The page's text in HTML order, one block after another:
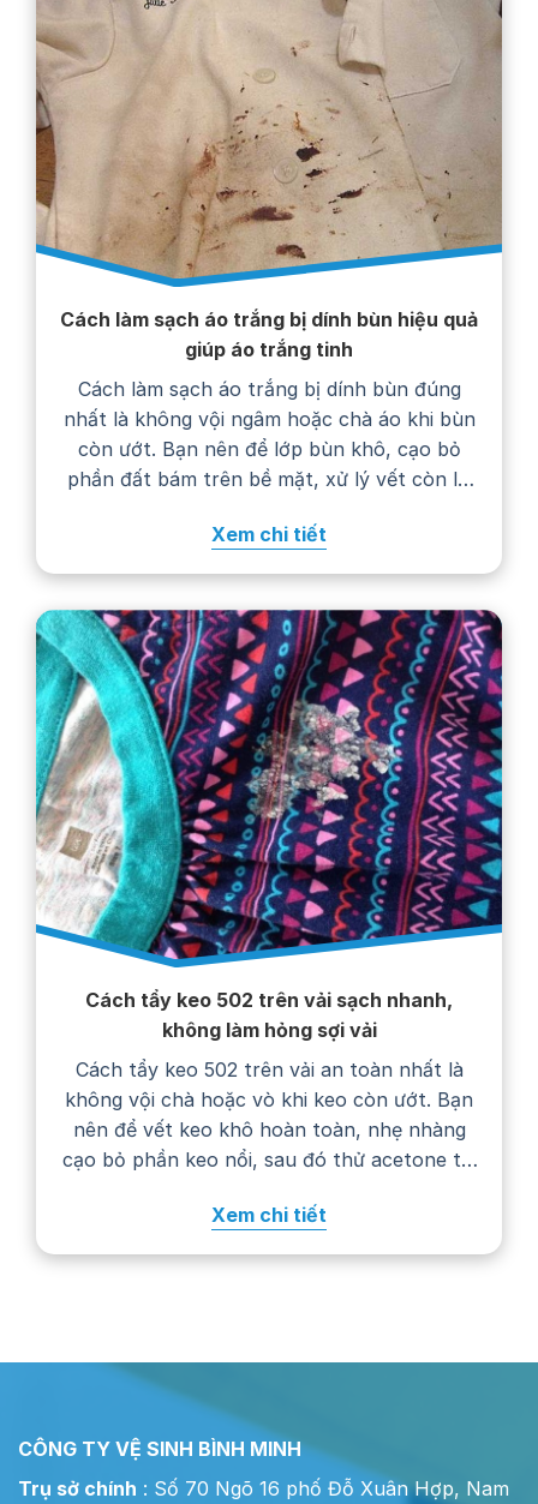
Cách làm sạch áo trắng bị dính bùn hiệu quả
giúp áo trắng tinh
Cách làm sạch áo trắng bị dính bùn đúng
nhất là không vội ngâm hoặc chà áo khi bùn
còn ướt. Bạn nên để lớp bùn khô, cạo bỏ
phần đất bám trên bề mặt, xử lý vết còn lại
trên nhãn chăm sóc. Thực hiện…
Xem chi tiết
Cách tẩy keo 502 trên vải sạch nhanh,
không làm hỏng sợi vải
Cách tẩy keo 502 trên vải an toàn nhất là
không vội chà hoặc vò khi keo còn ướt. Bạn
nên để vết keo khô hoàn toàn, nhẹ nhàng
cạo bỏ phần keo nổi, sau đó thử acetone tại
Cách xử lý cụ thể còn phụ…
Xem chi tiết
CÔNG TY VỆ SINH BÌNH MINH
Trụ sở chính : Số 70 Ngõ 16 phố Đỗ Xuân Hợp, Nam